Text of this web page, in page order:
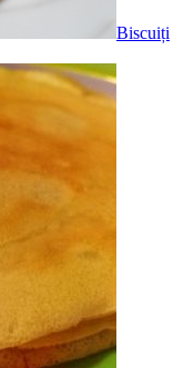
Biscuiți